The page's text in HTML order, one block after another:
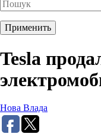
Tesla
Нова Влада